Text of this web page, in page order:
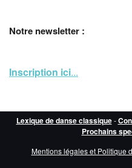
Notre newsletter :
Inscription ici...
Lexique de danse classique-
Prochains
Mentions légales et Politique